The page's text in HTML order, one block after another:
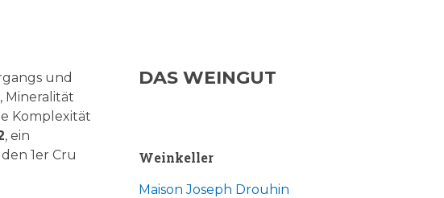
und
Mineralität
Komplexität
, ein
1er Cru
DAS WEINGUT
Weinkeller
Maison Joseph Drouhin